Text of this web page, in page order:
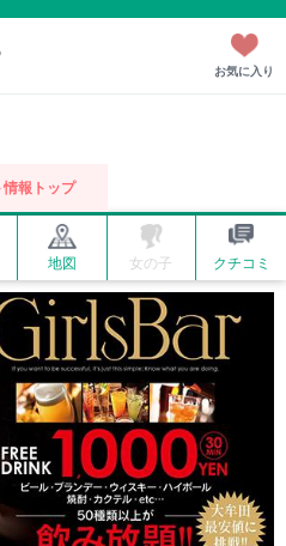
お気に入り
情報トップ
地図 女の子 クチコミ